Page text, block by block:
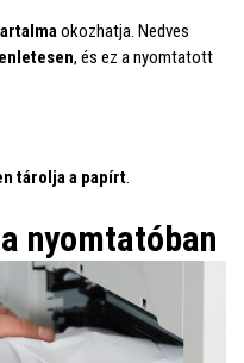
okozhatja. Nedves
, és ez a nyomtatott
tárolja a papírt.
nyomtatóban